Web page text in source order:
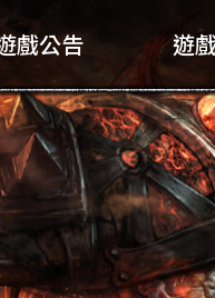
戲公告 遊